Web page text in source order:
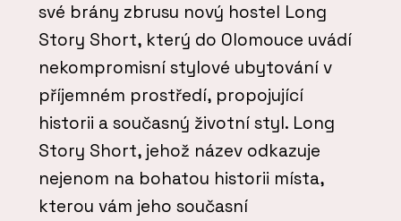
své brány zbrusu nový hostel Long
Story Short, který do Olomouce uvádí
nekompromisní stylové ubytování v
příjemném prostředí, propojující
historii a současný životní styl. Long
Story Short, jehož název odkazuje
nejenom na bohatou historii místa,
kterou vám jeho současní